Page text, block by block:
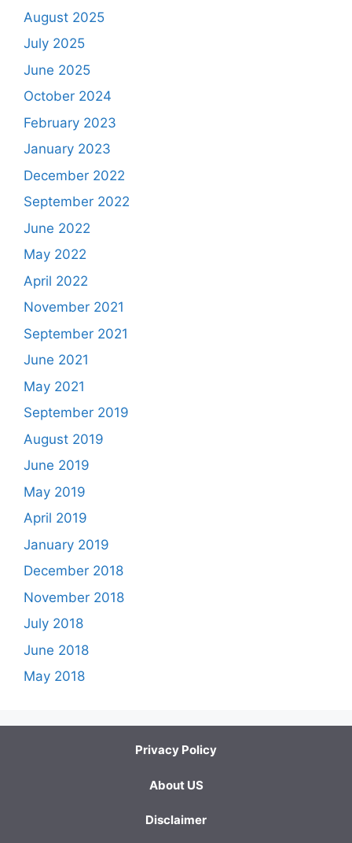
August 2025
July 2025
June 2025
October 2024
February 2023
January 2023
December 2022
September 2022
June 2022
May 2022
April 2022
November 2021
September 2021
June 2021
May 2021
September 2019
August 2019
June 2019
May 2019
April 2019
January 2019
December 2018
November 2018
July 2018
June 2018
May 2018
Privacy Policy
About US
Disclaimer